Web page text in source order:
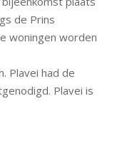
de Prins
woningen worden
Plavei had de
Plavei is